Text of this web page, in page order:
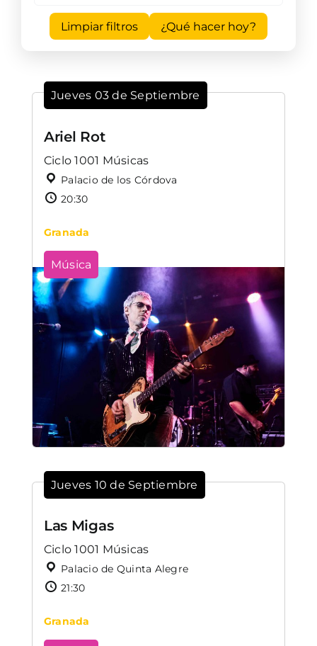
Limpiar filtros ¿Qué hacer hoy?
Jueves 03 de Septiembre
Ariel Rot
Ciclo 1001 Músicas
Palacio de los Córdova
20:30
Granada
Música
Jueves 10 de Septiembre
Las Migas
Ciclo 1001 Músicas
Palacio de Quinta Alegre
21:30
Granada